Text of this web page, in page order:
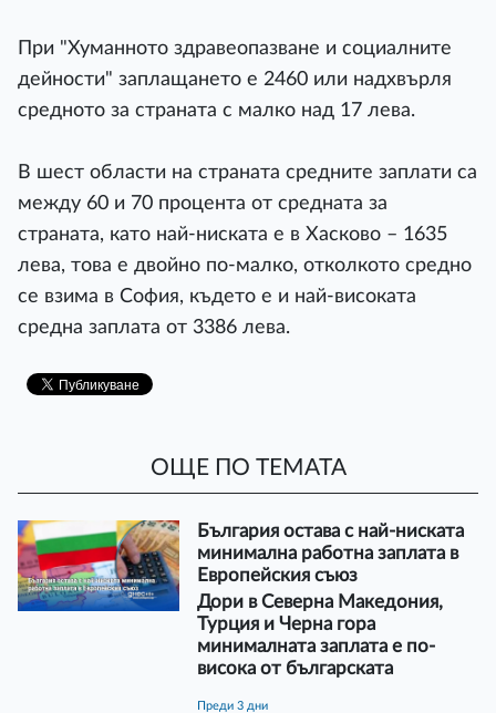
При "Хуманното здравеопазване и социалните
дейности" заплащането е 2460 или надхвърля
средното за страната с малко над 17 лева.
В шест области на страната средните заплати са
между 60 и 70 процента от средната за
страната, като най-ниската е в Хасково – 1635
лева, това е двойно по-малко, отколкото средно
се взима в София, където е и най-високата
средна заплата от 3386 лева.
ОЩЕ ПО ТЕМАТА
България остава с най-ниската
минимална работна заплата в
Европейския съюз
Дори в Северна Македония,
Турция и Черна гора
минималната заплата е по-
висока от българската
преди 3 дни